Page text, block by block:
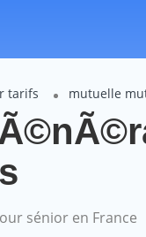
tarifs mutuelle
sénior en France